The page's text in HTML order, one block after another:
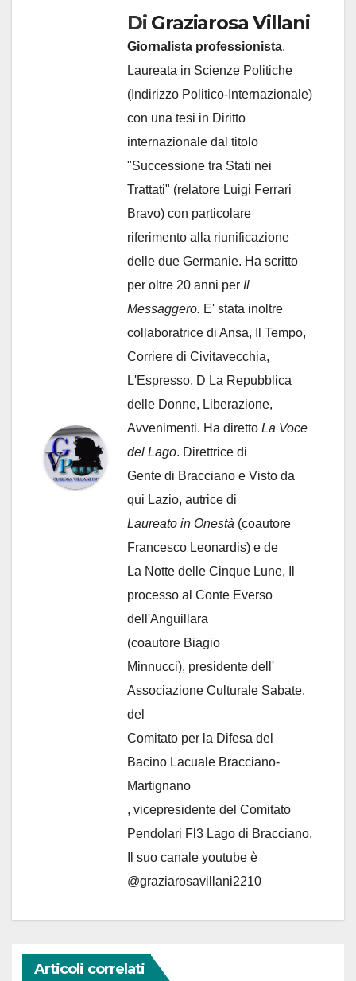
Di Graziarosa Villani
Giornalista professionista,
Laureata in Scienze Politiche
(Indirizzo Politico-Internazionale)
con una tesi in Diritto
internazionale dal titolo
"Successione tra Stati nei
Trattati" (relatore Luigi Ferrari
Bravo) con particolare
riferimento alla riunificazione
delle due Germanie. Ha scritto
per oltre 20 anni per Il
Messaggero. E' stata inoltre
collaboratrice di Ansa, Il Tempo,
Corriere di Civitavecchia,
L'Espresso, D La Repubblica
delle Donne, Liberazione,
Avvenimenti. Ha diretto La Voce
del Lago. Direttrice di
Gente di Bracciano e Visto da
qui Lazio, autrice di
Laureato in Onestà (coautore
Francesco Leonardis) e de
La Notte delle Cinque Lune, Il
processo al Conte Everso
dell'Anguillara
(coautore Biagio
Minnucci), presidente dell'
Associazione Culturale Sabate,
del
Comitato per la Difesa del
Bacino Lacuale Bracciano-
Martignano
, vicepresidente del Comitato
Pendolari Fl3 Lago di Bracciano.
Il suo canale youtube è
@graziarosavillani2210
Articoli correlati